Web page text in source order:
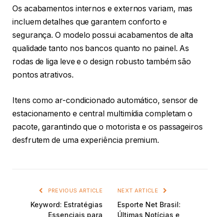
Os acabamentos internos e externos variam, mas
incluem detalhes que garantem conforto e
segurança. O modelo possui acabamentos de alta
qualidade tanto nos bancos quanto no painel. As
rodas de liga leve e o design robusto também são
pontos atrativos.
Itens como ar-condicionado automático, sensor de
estacionamento e central multimídia completam o
pacote, garantindo que o motorista e os passageiros
desfrutem de uma experiência premium.
PREVIOUS ARTICLE
Keyword: Estratégias
Essenciais para
NEXT ARTICLE
Esporte Net Brasil:
Últimas Notícias e